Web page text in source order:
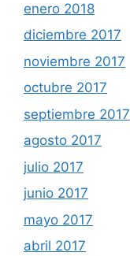
enero 2018
diciembre 2017
noviembre 2017
octubre 2017
septiembre 2017
agosto 2017
julio 2017
junio 2017
mayo 2017
abril 2017